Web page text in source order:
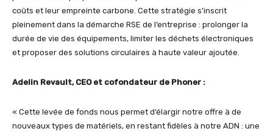
coûts et leur empreinte carbone. Cette stratégie s’inscrit
pleinement dans la démarche RSE de l’entreprise : prolonger la
durée de vie des équipements, limiter les déchets électroniques
et proposer des solutions circulaires à haute valeur ajoutée.
Adelin Revault, CEO et cofondateur de Phoner :
« Cette levée de fonds nous permet d’élargir notre offre à de
nouveaux types de matériels, en restant fidèles à notre ADN : une